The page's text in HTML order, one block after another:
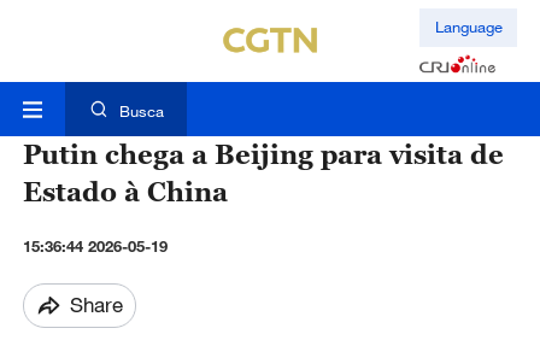
Language
Busca
Putin chega a Beijing para visita de
Estado à China
15:36:44 2026-05-19
Share